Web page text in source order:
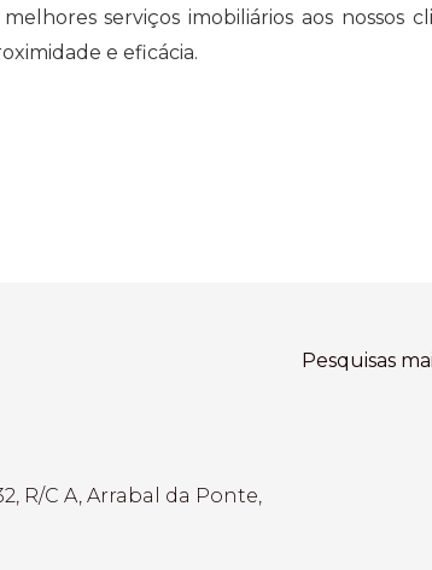
serviços imobiliários aos
e eficácia.
R/C A, Arrabal da Ponte,
Pesquisas